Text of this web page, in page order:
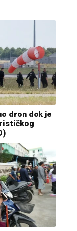
dron dok je